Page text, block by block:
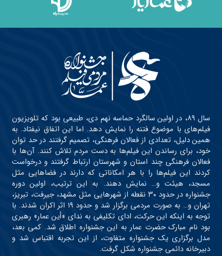
سال ۸۹، در اولین سالگرد حماسه نهم دی، طبیعی بود که تلویزیون
فیلم‌های با موضوع فتنه را نمایش دهد. اما این اتفاق نیفتاد. به
همین دلیل، تعدادی از فعالان فرهنگی، تصمیم گرفتند در حد توان
خود، برای رساندن این فیلم‌ها به دست مردم تلاش کنند. آن‌ها با
فعالان فرهنگی چند استان و شهرستان ارتباط گرفتند و درخواست
کردند این فیلم‌ها را با هر امکاناتی که دارند در فضاهایی مثل
مسجد، هیئت و… نمایش دهند. به این ترتیب، اولین دوره
جشنواره در حدود ۳۰ نقطه از شهرهایی مثل مشهد، جیرفت، تبریز،
تهران و… به صورت مردمی برگزار شد و حدود ۱۹ اثر اکران شدند. با
توجه به اینکه این حرکت، ادای تکلیفی به ندای «أین عمار» رهبری
بود نام مبارک حضرت عمار به این جشنواره اطلاق شد. کمی بعد،
مدل برگزاری یک جشنواره متفاوت، از این تجربه اقتباس شد و
دبیرخانه دائمی جشنواره شکل گرفت.